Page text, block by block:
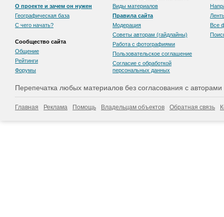
О проекте и зачем он нужен
Географическая база
С чего начать?
Сообщество сайта
Общение
Рейтинги
Форумы
Виды материалов
Правила сайта
Модерация
Советы авторам (гайдлайны)
Работа с фотографиями
Пользовательскоe соглашение
Согласие с обработкой
персональных данных
Все
Перепечатка любых материалов без согласования с
Главная Реклама Помощь Владельцам объектов Обратная связь